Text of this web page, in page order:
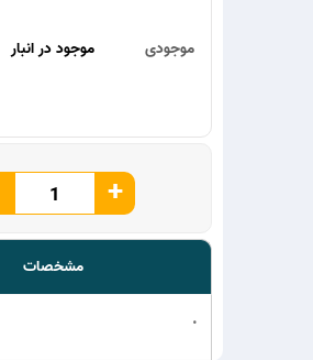
موجود در انبار موجودی
+
مشخصات
.